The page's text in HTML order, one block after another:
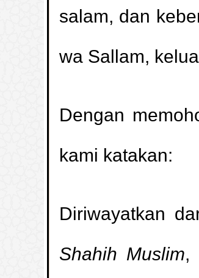
salam, dan
wa Sallam,
Dengan
kami katakan:
Diriwayatkan
Shahih Muslim,